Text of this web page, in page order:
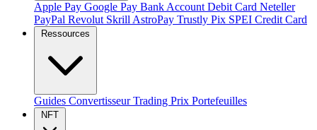
Apple Pay Google Pay Bank Account Debit Card Neteller
PayPal Revolut Skrill AstroPay Trustly Pix SPEI Credit Card
Ressources
Guides ConvertisseurTrading Prix Portefeuilles
NFT